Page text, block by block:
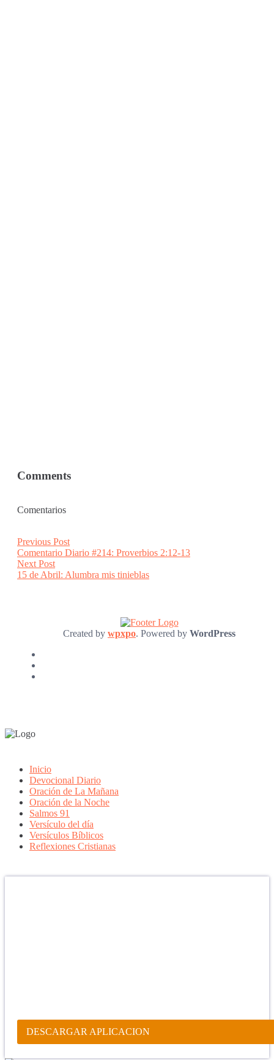
Comments
Comentarios
Post
navigation
Previous PostPrevious
post:
Comentario Diario #214: Proverbios 2:12-13
Next PostNext
post:
15 de Abril: Alumbra mis tinieblas
Created by wpxpo. Powered by WordPress
Inicio
Devocional Diario
Oración de La Mañana
Oración de la Noche
Salmos 91
Versículo del día
Versículos Bíblicos
Reflexiones Cristianas
DESCARGAR APLICACION